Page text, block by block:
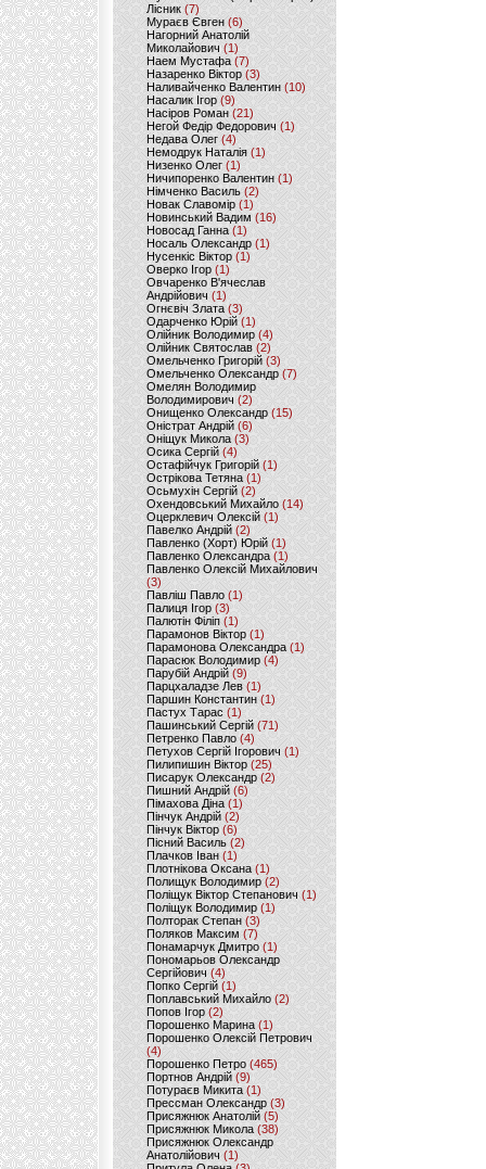
Лісник (7)
Мураєв Євген(6)
Нагорний Анатолій
Миколайович (1)
Наем Мустафа (7)
Назаренко Віктор (3)
Наливайченко Валентин (10)
Насалик Ігор(9)
Насіров Роман (21)
Негой Федір Федорович(1)
Недава Олег(4)
Немодрук Наталія(1)
Низенко Олег (1)
Ничипоренко Валентин (1)
Німченко Василь (2)
Новак Славомір (1)
Новинський Вадим (16)
Новосад Ганна (1)
Носаль Олександр (1)
Нусенкіс Віктор (1)
Оверко Ігор (1)
Овчаренко В'ячеслав
Андрійович(1)
Огнєвіч Злата (3)
Одарченко Юрій(1)
Олійник Володимир (4)
Олійник Святослав (2)
Омельченко Григорій (3)
Омельченко Олександр(7)
Омелян Володимир
Володимирович (2)
Онищенко Олександр (15)
Оністрат Андрій (6)
Оніщук Микола (3)
Осика Сергій(4)
Остафійчук Григорій(1)
Острікова Тетяна (1)
Осьмухін Сергій (2)
Охендовський Михайло (14)
Оцерклевич Олексій (1)
Павелко Андрій (2)
Павленко (Хорт) Юрій (1)
Павленко Олександра (1)
Павленко Олексій Михайлович
(3)
Павліш Павло(1)
Палиця Ігор (3)
Палютін Філіп(1)
Парамонов Віктор (1)
Парамонова Олександра(1)
Парасюк Володимир(4)
Парубій Андрій (9)
Парцхаладзе Лев (1)
Паршин Константин(1)
Пастух Тарас (1)
Пашинський Сергій (71)
Петренко Павло (4)
Петухов Сергій Ігорович (1)
Пилипишин Віктор(25)
Писарук Олександр(2)
Пишний Андрій (6)
Пімахова Діна(1)
Пінчук Андрій(2)
Пінчук Віктор (6)
Пісний Василь (2)
Плачков Іван(1)
Плотнікова Оксана (1)
Полищук Володимир(2)
Поліщук Віктор Степанович(1)
Поліщук Володимир (1)
Полторак Степан(3)
Поляков Максим (7)
Понамарчук Дмитро (1)
Пономарьов Олександр
Сергійович(4)
Попко Сергій (1)
Поплавський Михайло (2)
Попов Ігор(2)
Порошенко Марина (1)
Порошенко Олексій Петрович
(4)
Порошенко Петро (465)
Портнов Андрій (9)
Потураєв Микита(1)
Прессман Олександр(3)
Присяжнюк Анатолій (5)
Присяжнюк Микола (38)
Присяжнюк Олександр
Анатолійович (1)